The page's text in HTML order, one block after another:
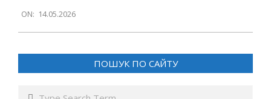
05-
14
ON: 14.05.2026
ПОШУК ПО САЙТУ
Search